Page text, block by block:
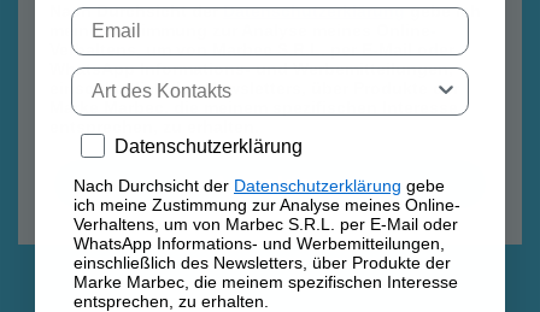
Nach Durchsicht derDatenschutzerklärunggebe ich
meine Zustimmung zur Analyse meines Online-
Verhaltens, um von Marbec S.R.L. per E-Mail oder
WhatsApp Informations- und Werbemitteilungen,
einschließlich des Newsletters, über Produkte der
Marke Marbec, die meinem spezifischen Interesse
Anmelden
Email
Tipo di contatto
Privacy policy
Datenschutzerklärung
Nach Durchsicht der Datenschutzerklärung gebe
ich meine Zustimmung zur Analyse meines Online-
Verhaltens, um von Marbec S.R.L. per E-Mail oder
WhatsApp Informations- und Werbemitteilungen,
einschließlich des Newsletters, über Produkte der
Marke Marbec, die meinem spezifischen Interesse
entsprechen, zu erhalten.